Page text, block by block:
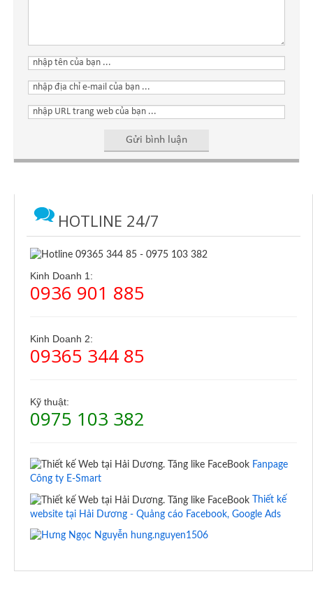
HOTLINE 24/7
Kinh Doanh 1:
0936 901 885
Kinh Doanh 2:
09365 344 85
Kỹ thuật:
0975 103 382
Fanpage
Công ty E-Smart
Thiết kế
website tại Hải Dương - Quảng cáo Facebook, Google Ads
hung.nguyen1506